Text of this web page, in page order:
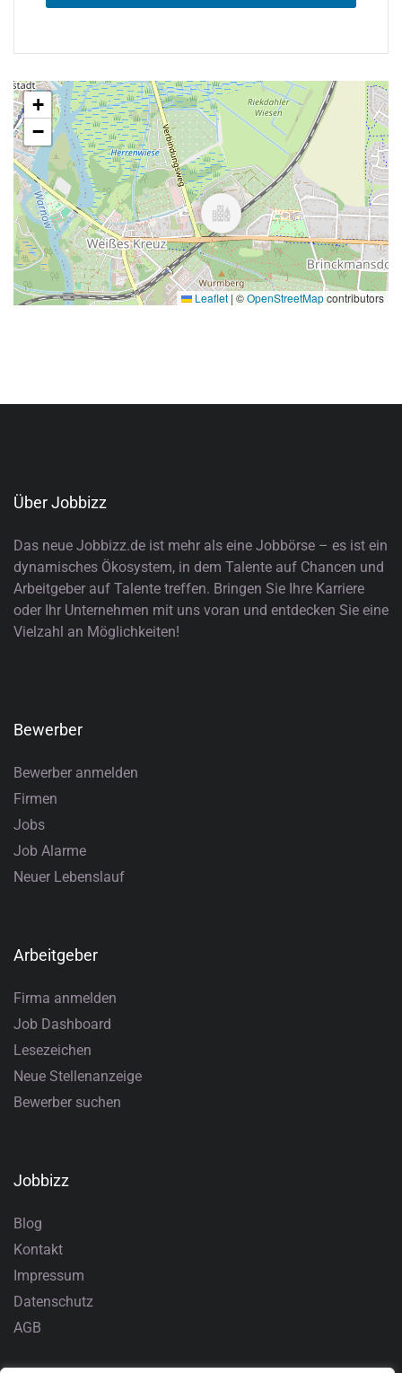
+
−
Leaflet | ©OpenStreetMapcontributors
Über Jobbizz
Das neue Jobbizz.de ist mehr als eine Jobbörse – es ist ein
dynamisches Ökosystem, in dem Talente auf Chancen und
Arbeitgeber auf Talente treffen. Bringen Sie Ihre Karriere
oder Ihr Unternehmen mit uns voran und entdecken Sie eine
Vielzahl an Möglichkeiten!
Bewerber
Bewerber anmelden
Firmen
Jobs
Job Alarme
Neuer Lebenslauf
Arbeitgeber
Firma anmelden
Job Dashboard
Lesezeichen
Neue Stellenanzeige
Bewerber suchen
Jobbizz
Blog
Kontakt
Impressum
Datenschutz
AGB